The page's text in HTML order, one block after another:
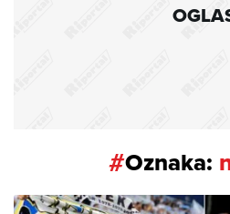
#Oznaka: